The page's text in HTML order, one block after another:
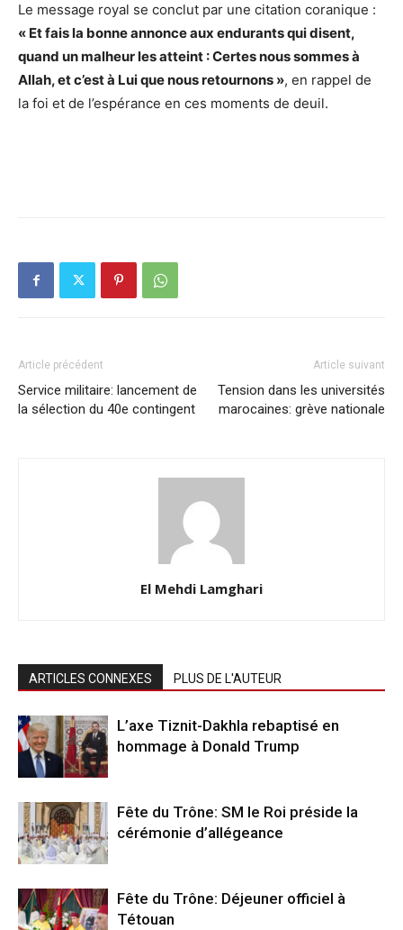
Le message royal se conclut par une citation coranique :
« Et fais la bonne annonce aux endurants qui disent,
quand un malheur les atteint : Certes nous sommes à
Allah, et c’est à Lui que nous retournons », en rappel de
la foi et de l’espérance en ces moments de deuil.
Article précédent
Service militaire: lancement de
la sélection du 40e contingent
Article suivant
Tension dans les universités
marocaines: grève nationale
El Mehdi Lamghari
ARTICLES CONNEXES PLUS DE L'AUTEUR
L’axe Tiznit-Dakhla rebaptisé en
hommage à Donald Trump
Fête du Trône: SM le Roi préside la
cérémonie d’allégeance
Fête du Trône: Déjeuner officiel à
Tétouan